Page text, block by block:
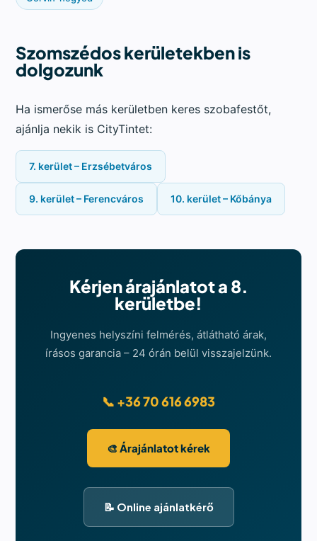
Szomszédos kerületekben is
dolgozunk
Ha ismerőse más kerületben keres szobafestőt,
ajánlja nekik is CityTintet:
7. kerület – Erzsébetváros
9. kerület – Ferencváros 10. kerület – Kőbánya
Kérjen árajánlatot a 8.
kerületbe!
Ingyenes helyszíni felmérés, átlátható árak,
írásos garancia – 24 órán belül visszajelzünk.
📞 +36 70 616 6983
🎨 Árajánlatot kérek
📝 Online ajánlatkérő